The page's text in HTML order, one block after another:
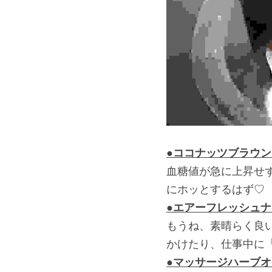
●ココナッツブラウ
血糖値が急に上昇せ
にホッとするはず♡
●エアーフレッシュ
もうね、素晴らく良
かけたり、仕事中に
●マッサージハーブ